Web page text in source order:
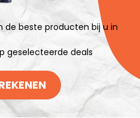
de beste producten bij u in
geselecteerde deals